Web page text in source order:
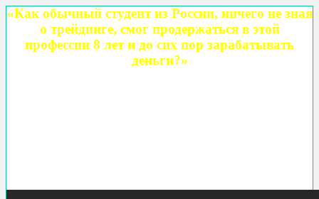
«Как обычный студент из России, ничего не зная
о трейдинге, смог продержаться в этой
профессии 8 лет и до сих пор зарабатывать
деньги?»